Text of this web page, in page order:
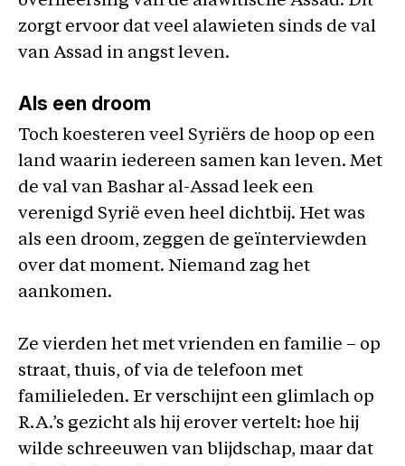
zorgt ervoor dat veel alawieten sinds de val
van Assad in angst leven.
Als een droom
Toch koesteren veel Syriërs de hoop op een
land waarin iedereen samen kan leven. Met
de val van Bashar al-Assad leek een
verenigd Syrië even heel dichtbij. Het was
als een droom, zeggen de geïnterviewden
over dat moment. Niemand zag het
aankomen.
Ze vierden het met vrienden en familie – op
straat, thuis, of via de telefoon met
familieleden. Er verschijnt een glimlach op
R.A.’s gezicht als hij erover vertelt: hoe hij
wilde schreeuwen van blijdschap, maar dat